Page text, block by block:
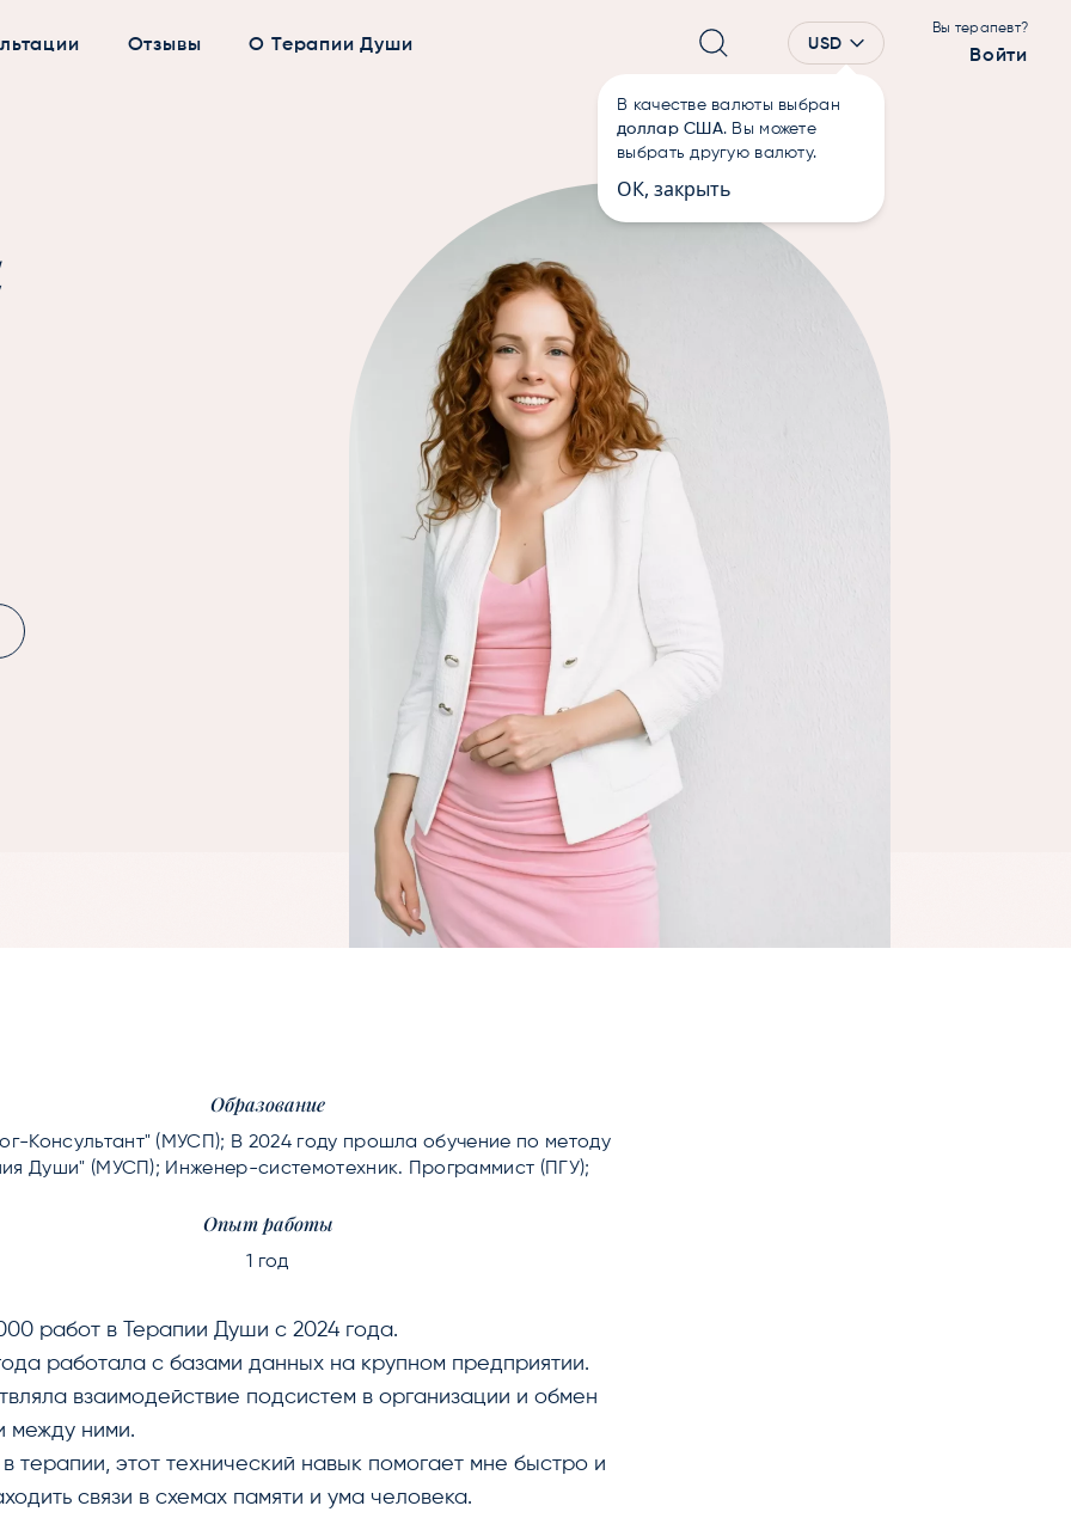
Отзывы О Терапии Души USD
В качестве валюты выбран
доллар США. Вы можете
выбрать другую валюту.
ОК, закрыть
Вы терапевт?
Войти
Образование
Консультант" (МУСП); В 2024 году прошла обучение по методу
Души" (МУСП); Инженер-системотехник. Программист (ПГУ);
Опыт работы
1 год
работ в Терапии Души с 2024 года.
работала с базами данных на крупном предприятии.
взаимодействие подсистем в организации и обмен
между ними.
терапии, этот технический навык помогает мне быстро и
связи в схемах памяти и ума человека.